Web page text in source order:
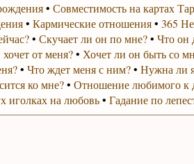
• Совместимость на картах
• Кармические отношения• 365
• Скучает ли он по мне?• Что он
от меня?• Хочет ли он быть со
• Что ждет меня с ним?• Нужна ли
ко мне?• Отношение любимого к
иголках на любовь• Гадание по